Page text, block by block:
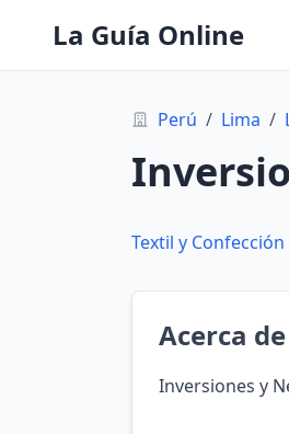
La Guía Online
Perú / Lima /
Textil y Confección
Acerca de
Inversiones y